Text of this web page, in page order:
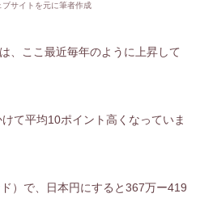
ブサイトを元に筆者作成
、ここ最近毎年のように上昇して
て平均10ポイント高くなっていま
）で、日本円にすると367万ー419